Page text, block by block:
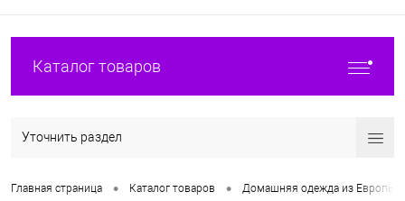
Каталог товаров
Уточнить раздел
Главная страница • Каталог товаров • Домашняя одежда из Европы